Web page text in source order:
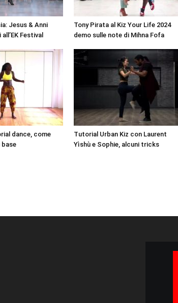
Jesus & Anni
Festival
Tony Pirata al Kiz Your Life 2024
demo sulle note di Mihna Fofa
dance, come
base
Tutorial Urban Kiz con Laurent
Yìshù e Sophie, alcuni tricks